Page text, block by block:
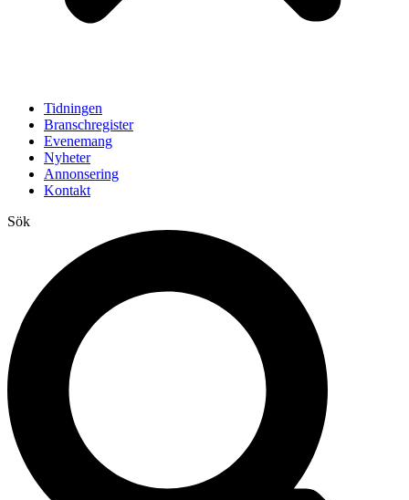
Tidningen
Branschregister
Evenemang
Nyheter
Annonsering
Kontakt
Sök